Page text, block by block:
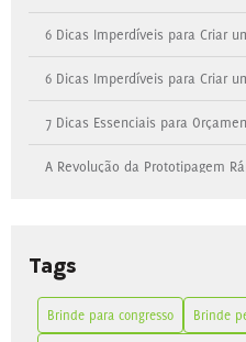
6 Dicas Imperdíveis para Criar
6 Dicas Imperdíveis para Criar
7 Dicas Essenciais para
A Revolução da Prototipagem
As Melhores Opções de Brinde
Benefícios do Blister
Tags
Brinde para congresso Brinde